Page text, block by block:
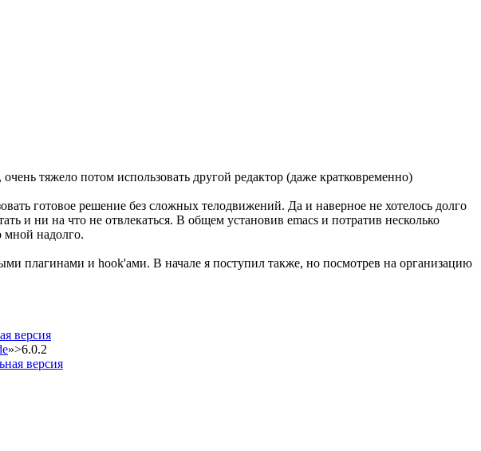
тяжело потом использовать другой редактор (даже кратковременно)
готовое решение без сложных телодвижений. Да и наверное не хотелось долго
и ни на что не отвлекаться. В общем установив emacs и потратив несколько
мной надолго.
плагинами и hook'ами. В начале я поступил также, но посмотрев на организацию
версия
»>6.0.2
версия